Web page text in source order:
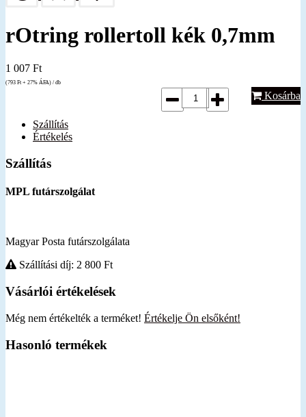
rOtring rollertoll kék 0,7mm
1 007 Ft
(793 Ft + 27% ÁFA) / db
Kosárba
Szállítás
Értékelés
Szállítás
MPL futárszolgálat
Magyar Posta futárszolgálata
Szállítási díj: 2 800 Ft
Vásárlói értékelések
Még nem értékelték a terméket! Értékelje Ön elsőként!
Hasonló termékek